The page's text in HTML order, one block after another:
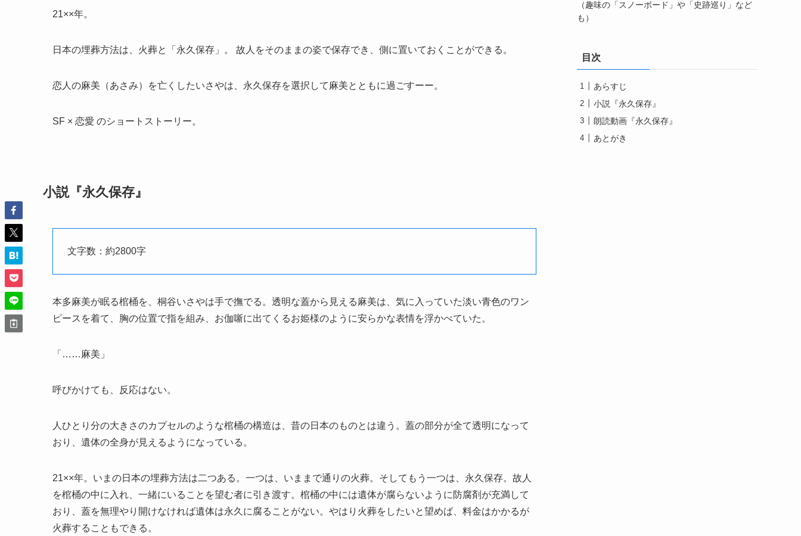
21××年。
日本の埋葬方法は、火葬と「永久保存」。 故人をそのままの姿で保存でき、側に置いておくことができる。
恋人の麻美（あさみ）を亡くしたいさやは、永久保存を選択して麻美とともに過ごすーー。
SF × 恋愛 のショートストーリー。
小説『永久保存』
文字数：約2800字
本多麻美が眠る棺桶を、桐谷いさやは手で撫でる。透明な蓋から見える麻美は、気に入っていた淡い青色のワン
ピースを着て、胸の位置で指を組み、お伽噺に出てくるお姫様のように安らかな表情を浮かべていた。
「……麻美」
呼びかけても、反応はない。
人ひとり分の大きさのカプセルのような棺桶の構造は、昔の日本のものとは違う。蓋の部分が全て透明になって
おり、遺体の全身が見えるようになっている。
21××年。いまの日本の埋葬方法は二つある。一つは、いままで通りの火葬。そしてもう一つは、永久保存。故人
を棺桶の中に入れ、一緒にいることを望む者に引き渡す。棺桶の中には遺体が腐らないように防腐剤が充満して
おり、蓋を無理やり開けなければ遺体は永久に腐ることがない。やはり火葬をしたいと望めば、料金はかかるが
火葬することもできる。
（趣味の「スノーボード」や「史跡巡り」など
も）
目次
あらすじ
小説『永久保存』
朗読動画『永久保存』
あとがき